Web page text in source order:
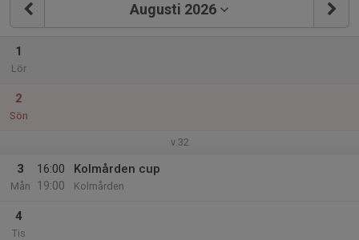
Augusti 2026
1
Lör
2
Sön
v.32
3
Mån
16:00
19:00
Kolmården cup
Kolmården
4
Tis